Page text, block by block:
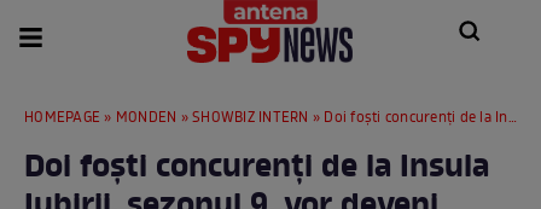
HOMEPAGE » MONDEN »SHOWBIZ INTERN » Doi foști concurenți de la Insula Iubirii, sezonul 9, vor deveni părinți! Cum au anunțat sarcina
Doi foști concurenți de la Insula